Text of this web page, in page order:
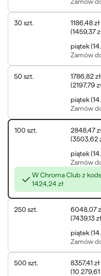
30 szt.
1186,48 zł
(1459,37
piątek(
Zamów
50 szt.
1786,82 zł
(2197,79
piątek(
Zamów
100 szt.
2848,47
(3503,62
piątek(
Zamów
W Chroma Club z
1424,24 zł
250 szt.
6048,07
(7439,13
piątek(
Zamów
500 szt.
8357,41 zł
(10 279,61